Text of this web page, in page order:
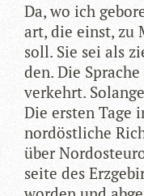
Da, wo ich
art, die einst, zu
soll. Sie sei als
den. Die
ver­kehrt.
Die ers­ten Tage
nord­öst­li­che
über
seite des